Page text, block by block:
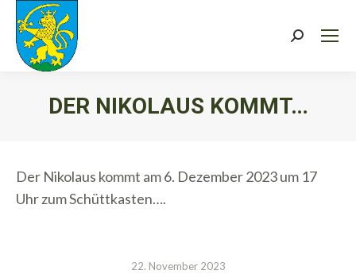
Search:
DER NIKOLAUS KOMMT…
Der Nikolaus kommt am 6. Dezember 2023 um 17
Uhr zum Schüttkasten….
22. November 2023